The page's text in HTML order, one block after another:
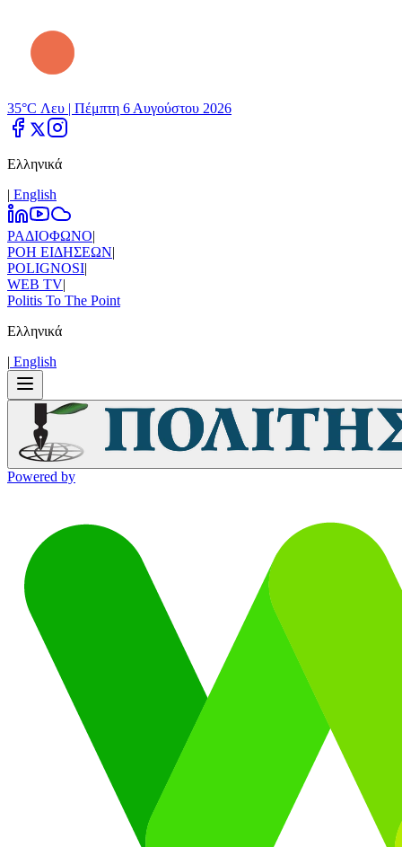
35°C Λευ | Πέμπτη 6 Αυγούστου 2026
Ελληνικά
| Εnglish
ΡΑΔΙΟΦΩΝΟ|
ΡΟΗ ΕΙΔΗΣΕΩΝ|
POLIGNOSI|
WEB TV|
Politis To The Point
Ελληνικά
| Εnglish
Powered by